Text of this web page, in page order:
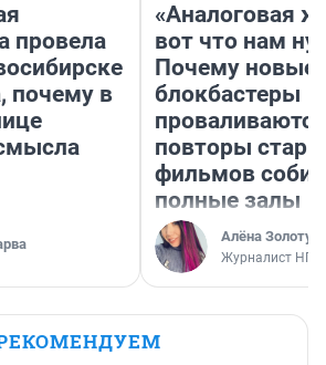
провела
почему в
«Аналоговая
вот что нам
Почему новые
блокбастеры
повторы
фильмов
полные залы
Алёна
Журналист НГС